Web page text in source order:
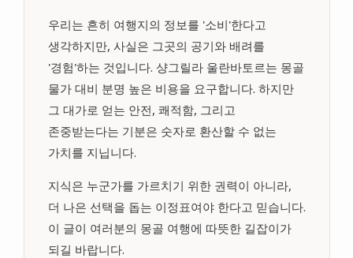
우리는 흔히 여행지의 정보를 '소비'한다고
생각하지만, 사실은 그곳의 공기와 배려를
'경험'하는 것입니다. 샹그릴라 울란바토르는 몽골
물가 대비 분명 높은 비용을 요구합니다. 하지만
그 대가로 얻는 안전, 쾌적함, 그리고
존중받는다는 기분은 숫자로 환산할 수 없는
가치를 지닙니다.
지식은 누군가를 가르치기 위한 권력이 아니라,
더 나은 선택을 돕는 이정표여야 한다고 믿습니다.
이 글이 여러분의 몽골 여행에 따뜻한 길잡이가
되길 바랍니다.